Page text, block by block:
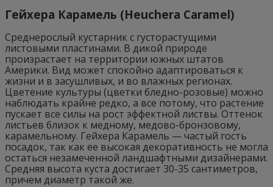
Гейхера Карамель (Heuchera Caramel)
Среднерослый кустарник с густорастущими
листовыми пластинами. В дикой природе
произрастает на территории южных штатов
Америки. Вид может спокойно адаптироваться к
жизни и в засушливых, и во влажных регионах.
Цветение культуры (цветки бледно-розовые) можно
наблюдать крайне редко, а все потому, что растение
пускает все силы на рост эффектной листвы. Оттенок
листьев близок к медному, медово-бронзовому,
карамельному. Гейхера Карамель — частый гость
посадок, так как ее высокая декоративность не могла
остаться незамеченной ландшафтными дизайнерами.
Средняя высота куста достигает 30-35 сантиметров,
причем диаметр такой же.